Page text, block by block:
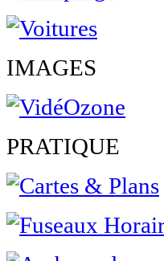
IMAGES
PRATIQUE